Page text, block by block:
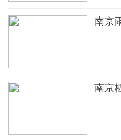
南京
南京